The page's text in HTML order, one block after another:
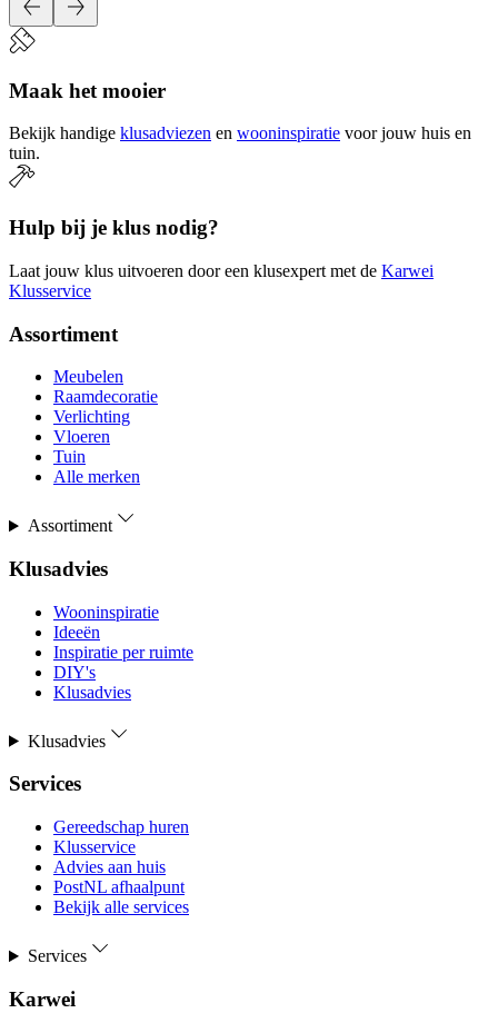
Maak het mooier
Bekijk handige klusadviezen en wooninspiratie voor jouw huis en
tuin.
Hulp bij je klus nodig?
Laat jouw klus uitvoeren door een klusexpert met de Karwei
Klusservice
Assortiment
Meubelen
Raamdecoratie
Verlichting
Vloeren
Tuin
Alle merken
Assortiment
Klusadvies
Wooninspiratie
Ideeën
Inspiratie per ruimte
DIY's
Klusadvies
Klusadvies
Services
Gereedschap huren
Klusservice
Advies aan huis
PostNL afhaalpunt
Bekijk alle services
Services
Karwei